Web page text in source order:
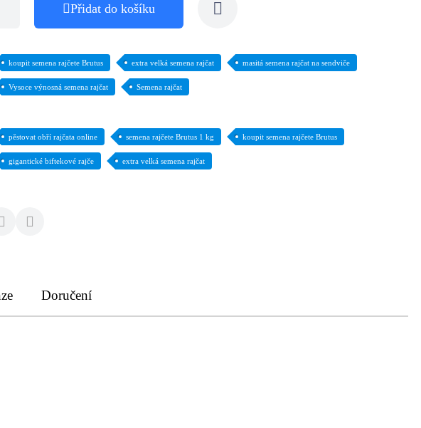
Přidat do košíku
koupit semena rajčete Brutus extra velká semena rajčat masitá semena rajčat na sendviče
Vysoce výnosná semena rajčat Semena rajčat
pěstovat obří rajčata online semena rajčete Brutus 1 kg koupit semena rajčete Brutus
gigantické biftekové rajče extra velká semena rajčat
Doručení